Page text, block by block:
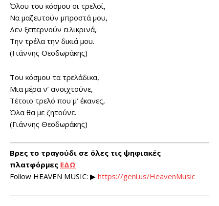
Όλου του κόσμου οι τρελοί,
Να μαζευτούν μπροστά μου,
Δεν ξεπερνούν ειλικρινά,
Την τρέλα την δικιά μου.
(Γιάννης Θεοδωράκης)
Του κόσμου τα τρελάδικα,
Μια μέρα ν’ ανοιχτούνε,
Τέτοιο τρελό που μ’ έκανες,
Όλα θα με ζητούνε.
(Γιάννης Θεοδωράκης)
Βρες το τραγούδι σε όλες τις ψηφιακές
πλατφόρμες ΕΔΩ
Follow HEAVEN MUSIC: ▶ https://geni.us/HeavenMusic